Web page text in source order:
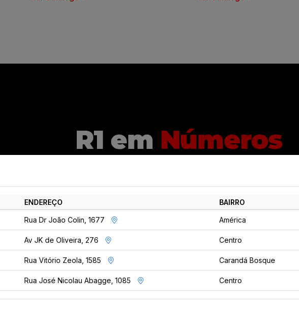
ENDEREÇO BAIRRO
Rua Dr João Colin, 1677 América
Av JK de Oliveira, 276 Centro
Rua Vitório Zeola, 1585 Carandá Bosque
Rua José Nicolau Abagge, 1085 Centro
R1 em Números
10+
Marcas Representadas
25+
Estados Atendidos